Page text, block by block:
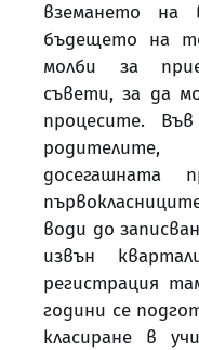
вземането на
бъдещето на
молби за
съвети, за да
процесите. Във
досегашната
води до
извън
регистрация
години се
класиране в